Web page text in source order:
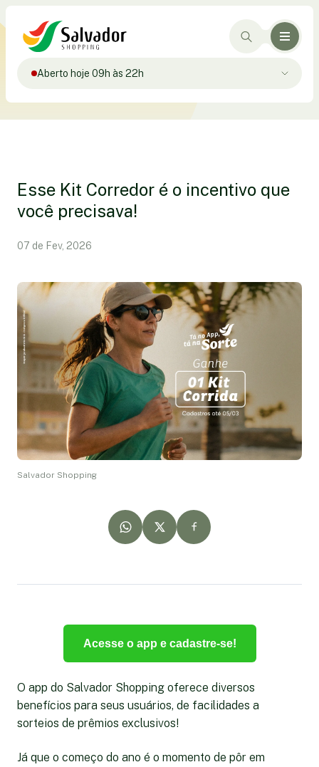
Aberto hoje 09h às 22h
Esse Kit Corredor é o incentivo que
você precisava!
07 de Fev, 2026
Salvador Shopping
Acesse o app e cadastre-se!
O app do Salvador Shopping oferece diversos
benefícios para seus usuários, de facilidades a
sorteios de prêmios exclusivos!
Já que o começo do ano é o momento de pôr em